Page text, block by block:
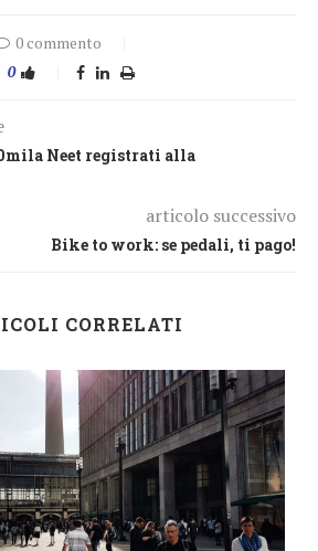
0 commento
0
Neet registrati alla
articolo successivo
Bike to work: se pedali, ti pago!
CORRELATI